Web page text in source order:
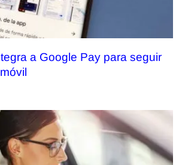
a Google Pay para seguir